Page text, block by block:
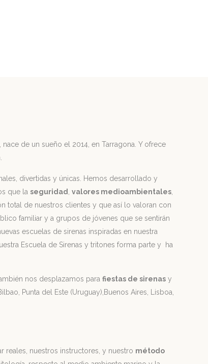
de un sueño el 2014, en Tarragona. Y ofrece
divertidas y únicas. Hemos desarrollado y
que la seguridad valores medioambientales
total de nuestros clientes y que así lo valoran con
familiar y a grupos de jóvenes que se sentirán
escuelas de sirenas inspiradas en nuestra
Escuela de Sirenas y tritones forma parte y ha
nos desplazamos para fiestas de sirenas y
Punta del Este (Uruguay),Buenos Aires, Lisboa,
reales, nuestros instructores, y nuestro método